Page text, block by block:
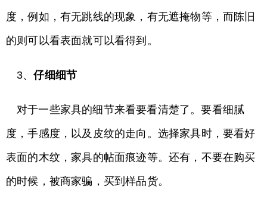
度，例如，有无跳线的现象，有无遮掩物等，而陈旧
的则可以看表面就可以看得到。
3、仔细细节
对于一些家具的细节来看要看清楚了。要看细腻
度，手感度，以及皮纹的走向。选择家具时，要看好
表面的木纹，家具的帖面痕迹等。还有，不要在购买
的时候，被商家骗，买到样品货。